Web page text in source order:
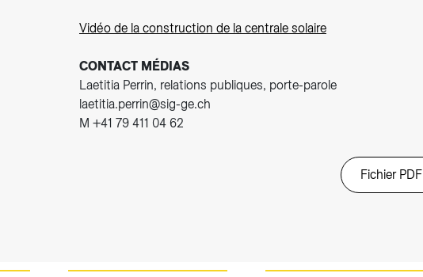
Vidéo de la construction de la centrale solaire
CONTACT MÉDIAS
Laetitia Perrin, relations publiques, porte-parole
laetitia.perrin@sig-ge.ch
M +41 79 411 04 62
Fichier PDF